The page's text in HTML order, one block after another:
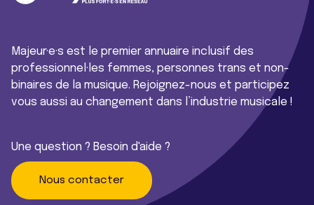
Majeur·e·s est le premier annuaire inclusif des
professionnel·les femmes, personnes trans et non-
binaires de la musique. Rejoignez-nous et participez
vous aussi au changement dans l’industrie musicale !
Une question ? Besoin d'aide ?
Nous contacter